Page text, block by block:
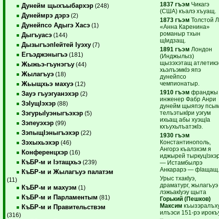
Дунейм щыхъыбархэр (248)
Дунеймрэ дэрэ (2)
Дунейпсо Адыгэ Хасэ (1)
Дыгъуасэ (144)
ДызыгъэпIейтей Iуэху (7)
Егъэджэныгъэ (181)
Жыжьэ-гъунэгъу (44)
Жылагъуэ (18)
Жьыщхьэ махуэ (12)
Зауэ гъуэгуанэхэр (2)
ЗэIущIэхэр (88)
ЗэгурыIуэныгъэхэр (5)
Зэпеуэхэр (99)
ЗэпыщIэныгъэхэр (22)
Зэхыхьэхэр (46)
Конференцхэр (16)
КъБР-м и Iэтащхьэ (239)
КъБР-м и Жылагъуэ палатэм
(11)
КъБР-м и махуэм (1)
КъБР-м и Парламентым (81)
КъБР-м и Правительствэм
(316)
1837 гъэм Чикагэ
(США) къалэ хъуащ.
1873 гъэм Толстой
«Анна Каренина»
романыр тхын
щIидзащ.
1891 гъэм Лондон
(Инджылыз)
щызэхэтащ атлетикэ
хьэлъэмкIэ япэ
дунейпсо
чемпионатыр.
1910 гъэм франджы
инженер Фабр Анри
дунейм щыяпэу
телъэтыкIри уэгум
ихьащ абы хуэщIа
кхъухьлъатэкIэ.
1930 гъэм
Константинополь,
Ангорэ къалэхэм я
иджырей
— Истамбылрэ
Анкарарэ —
Урыс тхакIуэ,
драматург, жылагъуэ
лэжьакIуэу щыта
Горький (Пешков)
Максим
илъэси 151-рэ